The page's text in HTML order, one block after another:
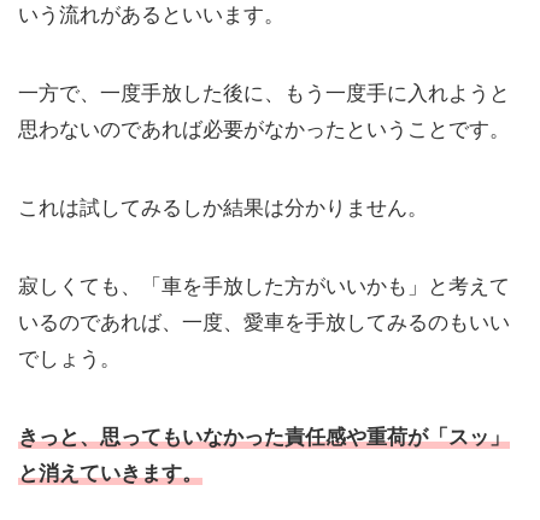
いう流れがあるといいます。
一方で、一度手放した後に、もう一度手に入れようと
思わないのであれば必要がなかったということです。
これは試してみるしか結果は分かりません。
寂しくても、「車を手放した方がいいかも」と考えて
いるのであれば、一度、愛車を手放してみるのもいい
でしょう。
きっと、思ってもいなかった責任感や重荷が「スッ」
と消えていきます。